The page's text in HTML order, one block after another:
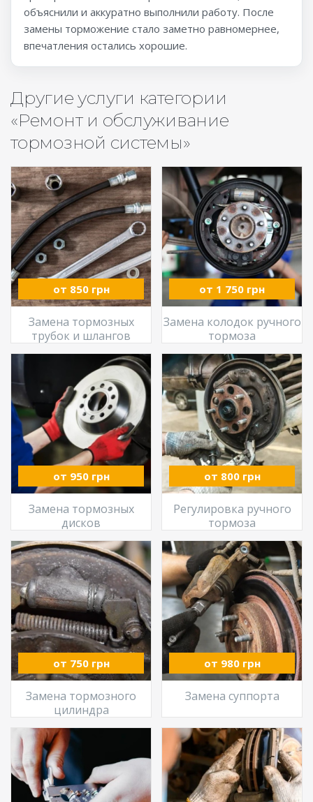
объяснили и аккуратно выполнили работу. После
замены торможение стало заметно равномернее,
впечатления остались хорошие.
Другие услуги категории
«Ремонт и обслуживание
тормозной системы»
от 850 грн
Замена тормозных
трубок и шлангов
от 1 750 грн
Замена колодок ручного
тормоза
от 950 грн
Замена тормозных
дисков
от 800 грн
Регулировка ручного
тормоза
от 750 грн
Замена тормозного
цилиндра
от 980 грн
Замена суппорта